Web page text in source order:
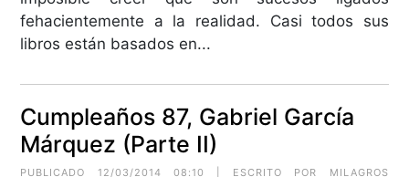
fehacientemente a la realidad. Casi todos sus
libros están basados en...
Cumpleaños 87, Gabriel García
Márquez (Parte II)
PUBLICADO 12/03/2014 08:10 | ESCRITO POR MILAGROS